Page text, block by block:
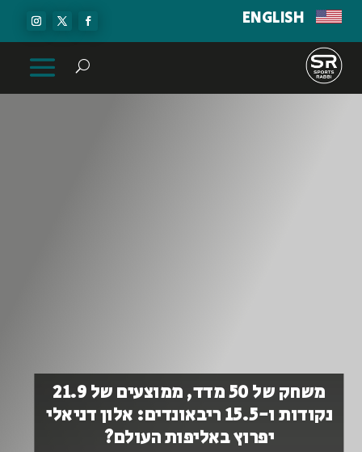
ENGLISH
משחק של 50 מדד, ממוצעים של 21.9
נקודות ו-15.5 ריבאונדים: אלון דניאלי
יפרוץ באליפות העולם?